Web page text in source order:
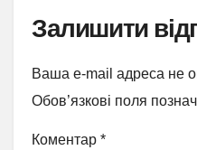
Залишити
Ваша e-mail адреса не
Обов’язкові поля
Коментар *